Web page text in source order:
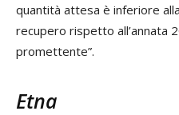
quantità attesa è inferiore
recupero rispetto all’annata
promettente”.
Etna